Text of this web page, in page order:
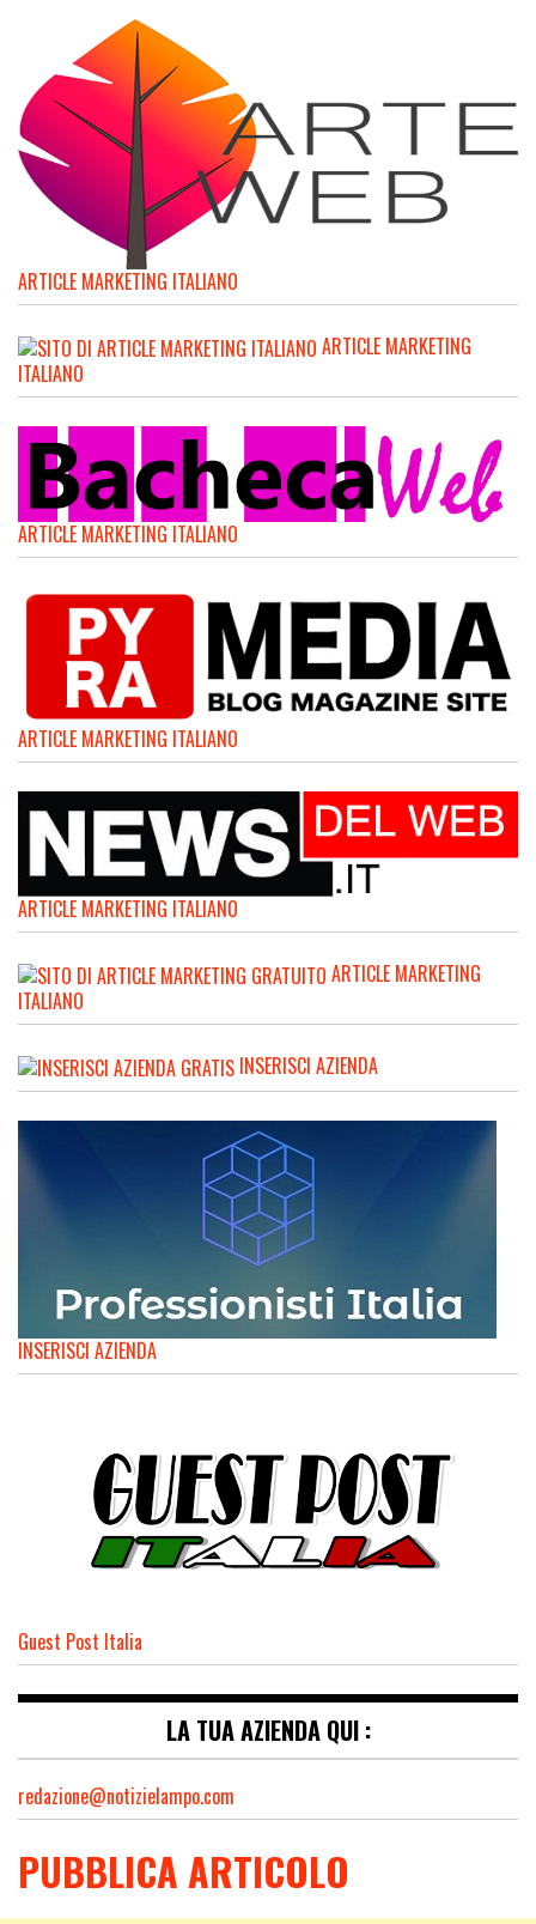
ARTICLE MARKETING ITALIANO
ARTICLE MARKETING
ITALIANO
ARTICLE MARKETING ITALIANO
ARTICLE MARKETING ITALIANO
ARTICLE MARKETING ITALIANO
ARTICLE MARKETING
ITALIANO
INSERISCI AZIENDA
INSERISCI AZIENDA
Guest Post Italia
LA TUA AZIENDA QUI :
redazione@notizielampo.com
PUBBLICA ARTICOLO